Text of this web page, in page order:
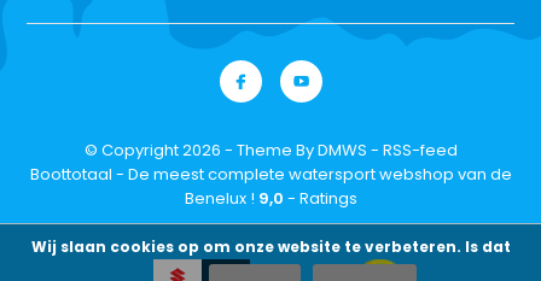
© Copyright 2026 - Theme ByDMWS - RSS-feed
Boottotaal - De meest complete watersport webshop van de
Benelux ! 9,0 - Ratings
Wij slaan cookies op om onze website te verbeteren. Is dat